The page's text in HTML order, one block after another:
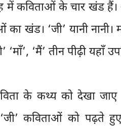
में कविताओं के चार खंड
खंड। ‘जी’ यानी नानी।
‘माँ’, ‘मैं’ तीन पीढ़ी
के कथ्य को देखा जाए
कविताओं को पढ़ते